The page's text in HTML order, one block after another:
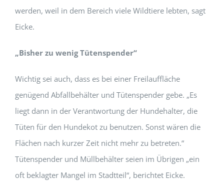
werden, weil in dem Bereich viele Wildtiere lebten, sagt
Eicke.
„Bisher zu wenig Tütenspender“
Wichtig sei auch, dass es bei einer Freilauffläche
genügend Abfallbehälter und Tütenspender gebe. „Es
liegt dann in der Verantwortung der Hundehalter, die
Tüten für den Hundekot zu benutzen. Sonst wären die
Flächen nach kurzer Zeit nicht mehr zu betreten.“
Tütenspender und Müllbehälter seien im Übrigen „ein
oft beklagter Mangel im Stadtteil“, berichtet Eicke.